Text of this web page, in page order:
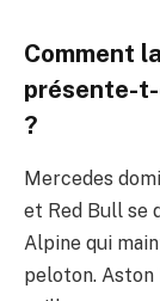
Comment
présente-t-
?
Mercedes
et Red Bull se
Alpine qui
peloton.